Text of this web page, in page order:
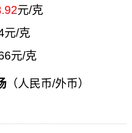
元/克
元/克
元/克
（人民币/外币）